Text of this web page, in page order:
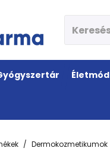
Életmód
Dermokozmetikumok